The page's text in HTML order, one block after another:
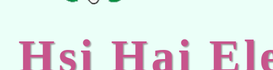
Hsi Hai